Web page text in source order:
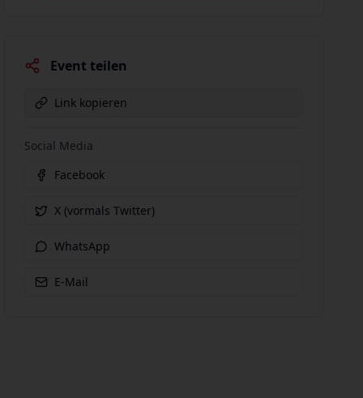
Event teilen
Link kopieren
Social Media
Facebook
X (vormals Twitter)
WhatsApp
E-Mail